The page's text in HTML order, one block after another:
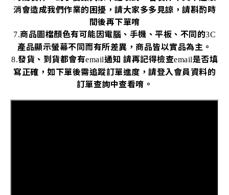
消會造成我們作業的困擾，請大家多多見諒，請斟酌時
間後再下單唷
7.商品圖檔顏色有可能因電腦、手機、平板、不同的3C
產品顯示螢幕不同而有所差異，商品皆以實品為主。
8.發貨、到貨都會有email通知 請再記得檢查email是否填
寫正確，如下單後需追蹤訂單進度，請登入會員資料的
訂單查詢中查看唷。